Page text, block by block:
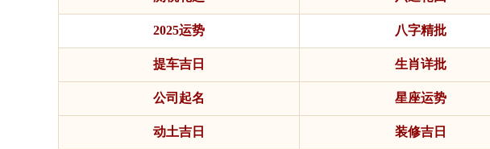
2025运势 八字精批
提车吉日 生肖详批
公司起名 星座运势
动土吉日 装修吉日